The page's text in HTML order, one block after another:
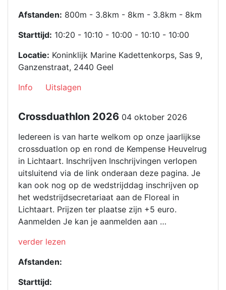
2026”
Afstanden: 800m - 3.8km - 8km - 3.8km - 8km
Starttijd: 10:20 - 10:10 - 10:00 - 10:10 - 10:00
Locatie: Koninklijk Marine Kadettenkorps, Sas 9,
Ganzenstraat, 2440 Geel
Info
Uitslagen
Crossduathlon 2026 04 oktober 2026
Iedereen is van harte welkom op onze jaarlijkse
crossduatlon op en rond de Kempense Heuvelrug
in Lichtaart. Inschrijven Inschrijvingen verlopen
uitsluitend via de link onderaan deze pagina. Je
kan ook nog op de wedstrijddag inschrijven op
het wedstrijdsecretariaat aan de Floreal in
Lichtaart. Prijzen ter plaatse zijn +5 euro.
Aanmelden Je kan je aanmelden aan …
“Crossduathlon
verder lezen
Afstanden:
Starttijd: